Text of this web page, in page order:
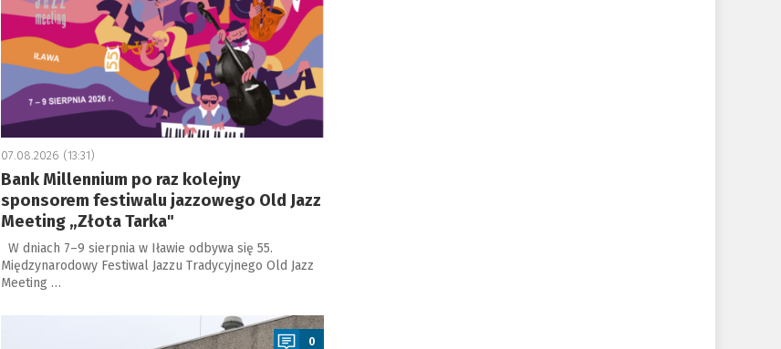
07.08.2026 (13:31)
Bank Millennium po raz kolejny
sponsorem festiwalu jazzowego Old Jazz
Meeting „Złota Tarka"
W dniach 7–9 sierpnia w Iławie odbywa się 55.
Międzynarodowy Festiwal Jazzu Tradycyjnego Old Jazz
Meeting …
0